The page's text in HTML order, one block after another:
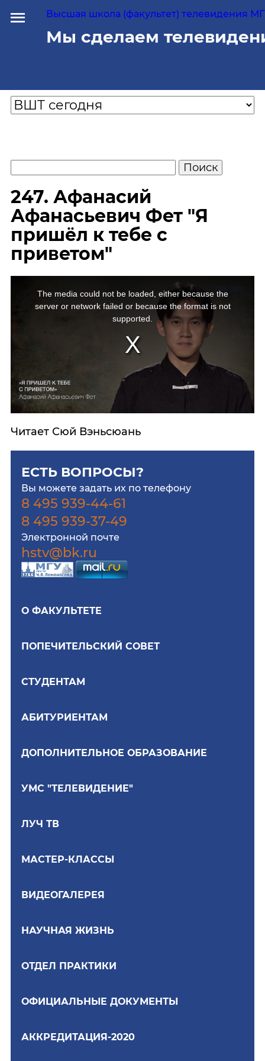
Высшая школа (факультет) телевидения
Мы сделаем
247. Афанасий
Афанасьевич Фет "Я
пришёл к тебе с
приветом"
The media could not be loaded, either because the
server or network failed or because the format is not
supported.
Читает Сюй Вэньсюань
ЕСТЬ ВОПРОСЫ?
Вы можете задать их по телефону
8 495 939-44-61
8 495 939-37-49
Электронной почте
hstv@bk.ru
О ФАКУЛЬТЕТЕ
ПОПЕЧИТЕЛЬСКИЙ СОВЕТ
СТУДЕНТАМ
АБИТУРИЕНТАМ
ДОПОЛНИТЕЛЬНОЕ ОБРАЗОВАНИЕ
УМС "ТЕЛЕВИДЕНИЕ"
ЛУЧ ТВ
МАСТЕР-КЛАССЫ
ВИДЕОГАЛЕРЕЯ
НАУЧНАЯ ЖИЗНЬ
ОТДЕЛ ПРАКТИКИ
ОФИЦИАЛЬНЫЕ ДОКУМЕНТЫ
АККРЕДИТАЦИЯ-2020